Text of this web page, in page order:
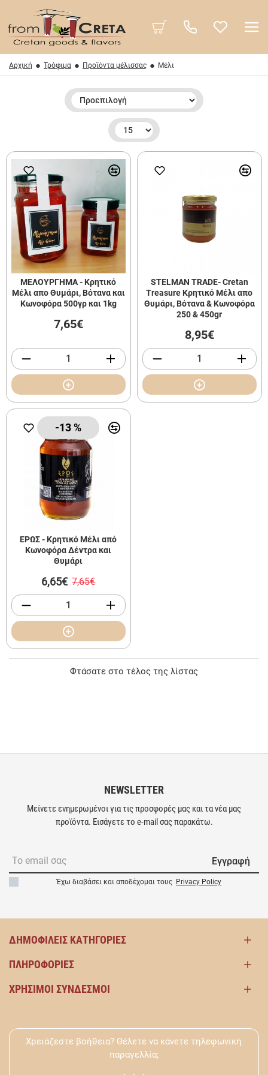
Αρχική Τρόφιμα Προϊόντα μέλισσας Μέλι
ΜΕΛΟΥΡΓΗΜΑ - Κρητικό
Μέλι απο Θυμάρι, Βότανα και
Κωνοφόρα 500γρ και 1kg
7,65€
STELMAN TRADE- Cretan
Treasure Κρητικό Μέλι απο
Θυμάρι, Βότανα & Κωνοφόρα
250 & 450gr
8,95€
-13 %
ΕΡΩΣ - Κρητικό Μέλι από
Κωνοφόρα Δέντρα και
Θυμάρι
6,65€ 7,65€
Φτάσατε στο τέλος της λίστας
NEWSLETTER
Μείνετε ενημερωμένοι για τις προσφορές μας και τα νέα μας
προϊόντα. Εισάγετε το e-mail σας παρακάτω.
Εγγραφή
Έχω διαβάσει και αποδέχομαι τους Privacy Policy
ΔΗΜΟΦΙΛΕΊΣ ΚΑΤΗΓΟΡΊΕΣ
ΠΛΗΡΟΦΟΡΊΕΣ
ΧΡΉΣΙΜΟΙ ΣΎΝΔΕΣΜΟΙ
Χρειάζεστε βοήθεια? Θέλετε να κάνετε τηλεφωνική
παραγελλία;